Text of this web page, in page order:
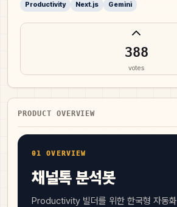
Productivity Next.js Gemini
388
votes
PRODUCT OVERVIEW
01 OVERVIEW
채널톡 분석봇
Productivity 빌더를 위한 한국형 자동화